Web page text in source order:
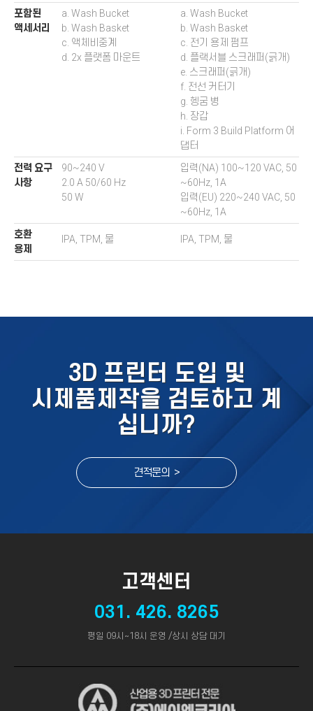
포함된
액세서리
a. Wash Bucket
b. Wash Basket
c. 액체비중계
d. 2x 플랫폼 마운트
a. Wash Bucket
b. Wash Basket
c. 전기 용제 펌프
d. 플랙서블 스크래퍼(긁개)
e. 스크래퍼(긁개)
f. 전선 커터기
g. 헹굼 병
h. 장갑
i. Form 3 Build Platform 어
댑터
전력 요구
사항
90~240 V
2.0 A 50/60 Hz
50 W
입력(NA) 100~120 VAC, 50
~60Hz, 1A
입력(EU) 220~240 VAC, 50
~60Hz, 1A
호환
용제
IPA, TPM, 물 IPA, TPM, 물
3D 프린터 도입 및
시제품제작을 검토하고 계
십니까?
견적문의 >
고객센터
031. 426. 8265
평일 09시~18시 운영 /상시 상담 대기